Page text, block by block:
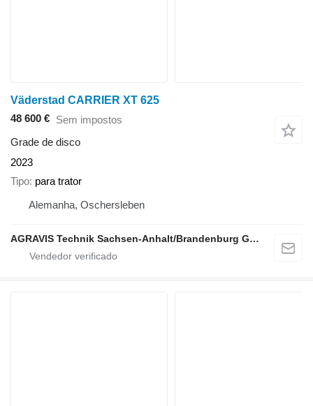
Väderstad CARRIER XT 625
48 600 € Sem impostos
Grade de disco
2023
Tipo para trator
Alemanha, Oschersleben
AGRAVIS Technik Sachsen-Anhalt/Brandenburg GmbH